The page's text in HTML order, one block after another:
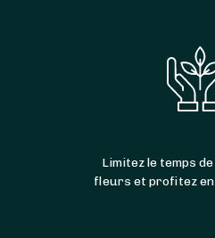
Limitez le temps
fleurs et profitez en